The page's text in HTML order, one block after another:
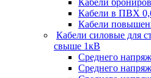
Кабели в ПВХ
Кабели
Кабели силовые для
свыше 1кВ
Среднего
Среднего